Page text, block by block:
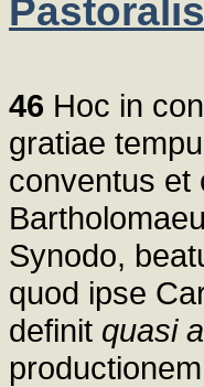
46 Hoc in
gratiae
conventus et
Synodo,
quod ipse
definit quasi